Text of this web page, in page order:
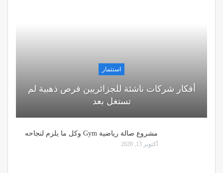
استثمار
أفكار شركات ناشئة للجزائريين فرص ذهبية لم
تستغل بعد
مشروع صالة رياضية Gym وكل ما يلزم لنجاحه
أكتوبر 13, 2020